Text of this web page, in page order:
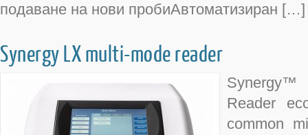
подаване на нови пробиАвтоматизиран […]
Synergy LX multi-mode reader
Synergy™
Reader
common